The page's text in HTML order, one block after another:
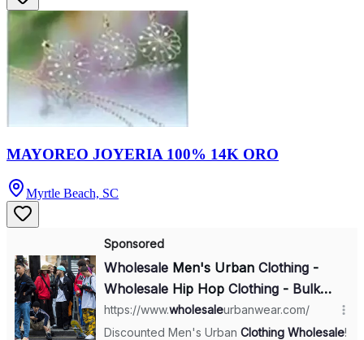
MAYOREO JOYERIA 100% 14K ORO
Myrtle Beach, SC